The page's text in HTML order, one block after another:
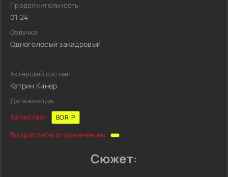
Продолжительность:
01:24
Озвучка:
Одноголосый закадровый
Актёрский состав:
Кэтрин Кинер
Дата выхода:
Качество: BDRIP
Возрастное ограничение:
Сюжет: